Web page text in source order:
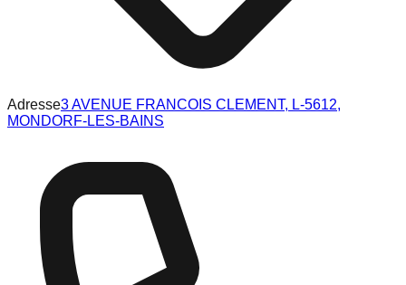
Adresse3 AVENUE FRANCOIS CLEMENT, L-5612,
MONDORF-LES-BAINS